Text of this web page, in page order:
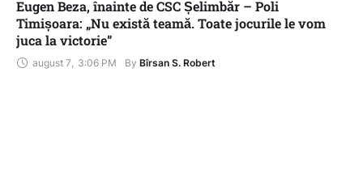
Eugen Beza, înainte de CSC Șelimbăr – Poli
Timișoara: „Nu există teamă. Toate jocurile le vom
juca la victorie”
august 7 3:06 PM By Bîrsan S. Robert